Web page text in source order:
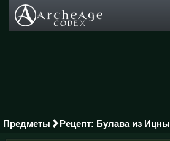
Предметы Рецепт: Булава из Ицны